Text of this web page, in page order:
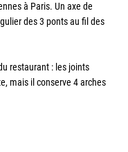
à Paris. Un axe de
des 3 ponts au fil des
restaurant : les joints
mais il conserve 4 arches